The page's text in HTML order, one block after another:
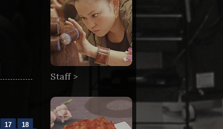
17
18
Staff >